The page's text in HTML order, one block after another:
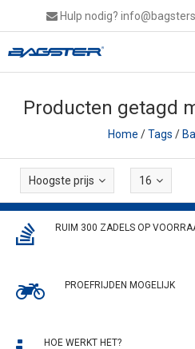
Hulp nodig?
Producten getagd
Home /Tags /
Hoogste prijs 16
RUIM 300 ZADELS OP
PROEFRIJDEN MOGELIJK
HOE WERKT HET?